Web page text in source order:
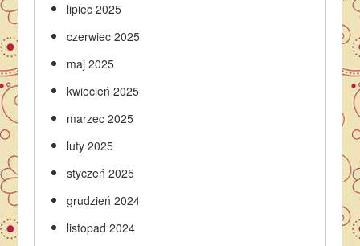
lipiec 2025
czerwiec 2025
maj 2025
kwiecień 2025
marzec 2025
luty 2025
styczeń 2025
grudzień 2024
listopad 2024